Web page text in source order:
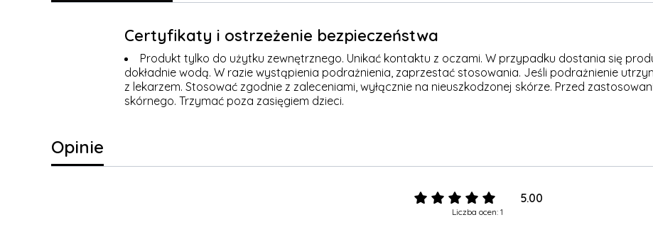
Certyfikaty i ostrzeżenie bezpieczeństwa
Produkt tylko do użytku zewnętrznego. Unikać kontaktu z oczami. W przypadku dostania się
dokładnie wodą. W razie wystąpienia podrażnienia, zaprzestać stosowania. Jeśli podrażnienie
z lekarzem. Stosować zgodnie z zaleceniami, wyłącznie na nieuszkodzonej skórze. Przed
skórnego. Trzymać poza zasięgiem dzieci.
Opinie
5.00
Liczba ocen: 1